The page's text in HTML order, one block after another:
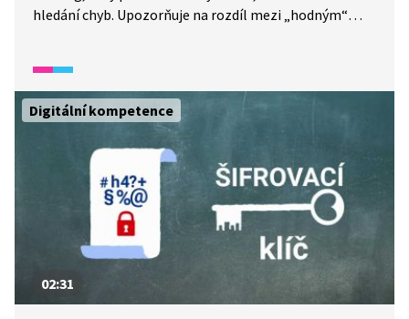
hledání chyb. Upozorňuje na rozdíl mezi „hodným“
pomáhá chránit systémy) a černý klobouk (hacker,
který útočí pro vlastní zisk). Video ukazuje, že hackeři
nejsou vždy zlí a že některé z nich firmy najímají právě
proto, aby pomáhali odhalit slabá místa
v zabezpečení.
Digitální kompetence
02:31